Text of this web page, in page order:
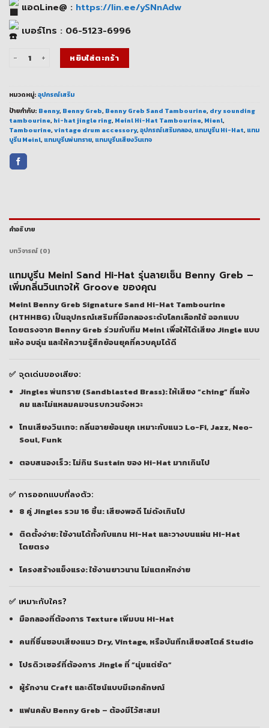
แอดLine@ : https://lin.ee/ySNnAdw
เบอร์โทร : 06-5123-6996
จำนวน Meinl Sand Hi-Hat Tambourine แทมบูรีนเสียงแห้ง สไตล์ Benny
หยิบใส่ตะกร้า
หมวดหมู่:อุปกรณ์เสริม
ป้ายกำกับ: Benny, Benny Greb, Benny Greb Sand Tambourine, dry sounding
tambourine, hi-hat jingle ring, Meinl Hi-Hat Tambourine, Mienl,
Tambourine,vintage drum accessory,อุปกรณ์เสริมกลอง, แทมบูรีน Hi-Hat, แทม
บูรีน Meinl, แทมบูรีนพ่นทราย, แทมบูรีนเสียงวินเทจ
คำอธิบาย
บทวิจารณ์ (0)
แทมบูรีน Meinl Sand Hi-Hat รุ่นลายเซ็น Benny Greb –
เพิ่มกลิ่นวินเทจให้ Groove ของคุณ
Meinl Benny Greb Signature Sand Hi-Hat Tambourine
(HTHHBG) เป็นอุปกรณ์เสริมที่มือกลองระดับโลกเลือกใช้ ออกแบบ
โดยตรงจาก Benny Greb ร่วมกับทีม Meinl เพื่อให้ได้เสียง Jingle แบบ
แห้ง อบอุ่น และให้ความรู้สึกย้อนยุคที่ควบคุมได้ดี
✅ จุดเด่นของเสียง:
Jingles พ่นทราย (Sandblasted Brass):ให้เสียง “ching” ที่แห้ง
คม และไม่แหลมคมจนรบกวนจังหวะ
โทนเสียงวินเทจ: กลิ่นอายย้อนยุค เหมาะกับแนว Lo-Fi, Jazz, Neo-
Soul, Funk
ตอบสนองเร็ว:ไม่กิน Sustain ของ Hi-Hat มากเกินไป
✅ การออกแบบที่ลงตัว:
8 คู่ Jingles รวม 16 ชิ้น: เสียงพอดี ไม่ดังเกินไป
ติดตั้งง่าย:ใช้งานได้ทั้งกับแกน Hi-Hat และวางบนแผ่น Hi-Hat
โดยตรง
โครงสร้างแข็งแรง:ใช้งานยาวนาน ไม่แตกหักง่าย
✅ เหมาะกับใคร?
มือกลองที่ต้องการ Texture เพิ่มบน Hi-Hat
คนที่ชื่นชอบเสียงแนว Dry, Vintage, หรือบันทึกเสียงสไตล์ Studio
โปรดิวเซอร์ที่ต้องการ Jingle ที่ “นุ่มแต่ชัด”
ผู้รักงาน Craft และดีไซน์แบบมีเอกลักษณ์
แฟนคลับ Benny Greb – ต้องมีไว้สะสม!